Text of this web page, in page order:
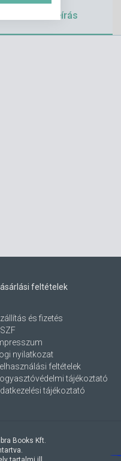
Részletes leírás
feltételek
és fizetés
nyilatkozat
feltételek
tájékoztató
tájékoztató
Books Kft.